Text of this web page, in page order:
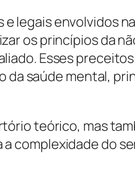
legais envolvidos
os princípios da
Esses
da saúde mental,
teórico, mas
complexidade do